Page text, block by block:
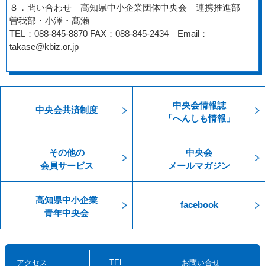
８．問い合わせ 高知県中小企業団体中央会 連携推進部
曽我部・小澤・髙瀨
TEL：088-845-8870 FAX：088-845-2434 Email：
takase@kbiz.or.jp
中央会共済制度
中央会情報誌
「へんしも情報」
その他の
会員サービス
中央会
メールマガジン
高知県中小企業
青年中央会
facebook
アクセス TEL お問い合せ